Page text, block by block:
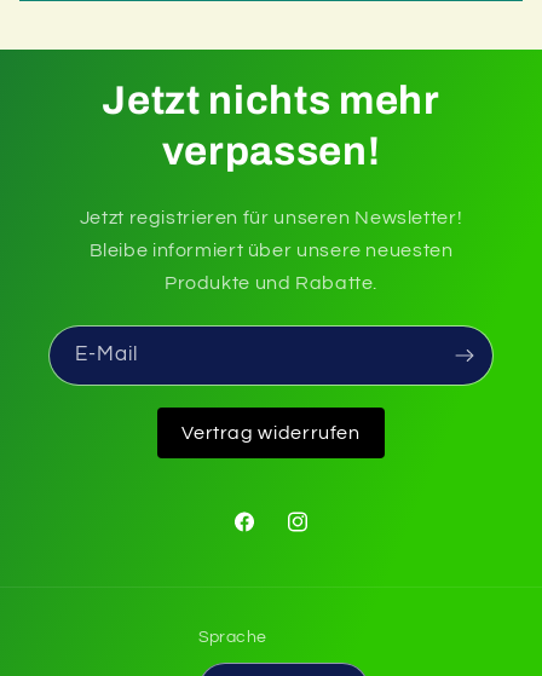
Jetzt nichts mehr
verpassen!
Jetzt registrieren für unseren Newsletter!
Bleibe informiert über unsere neuesten
Produkte und Rabatte.
E-Mail
Vertrag widerrufen
FacebookInstagram
Sprache